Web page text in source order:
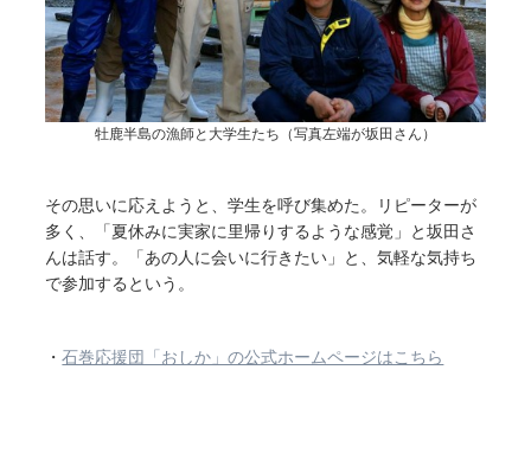
牡鹿半島の漁師と大学生たち（写真左端が坂田さん）
その思いに応えようと、学生を呼び集めた。リピーターが
多く、「夏休みに実家に里帰りするような感覚」と坂田さ
んは話す。「あの人に会いに行きたい」と、気軽な気持ち
で参加するという。
・石巻応援団「おしか」の公式ホームページはこちら